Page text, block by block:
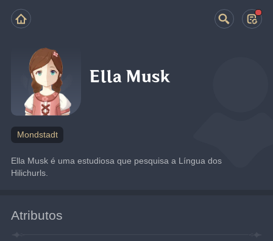
Ella Musk
Mondstadt
Ella Musk é uma estudiosa que pesquisa a Língua dos
Hilichurls.
Atributos